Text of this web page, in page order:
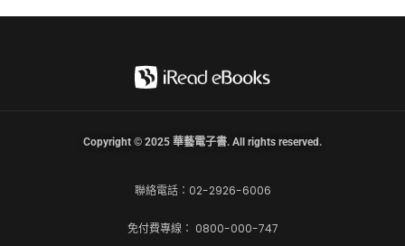
聯絡電話：02-2926-6006
免付費專線： 0800-000-747
Copyright © 2025 華藝電子書. All rights reserved.